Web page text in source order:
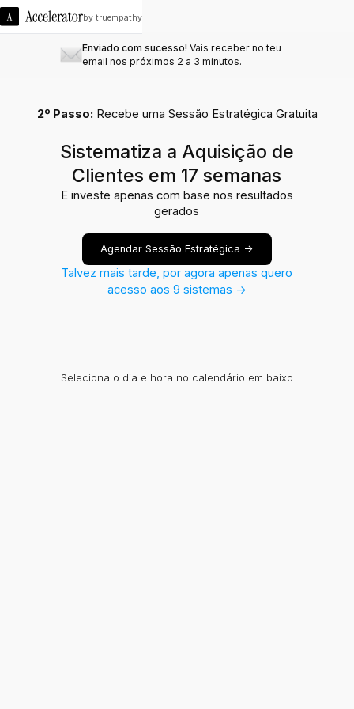
by truempathy
Enviado com sucesso!Vais receber no teu
email nos próximos 2 a 3 minutos.
2º Passo: Recebe uma Sessão Estratégica Gratuita
Sistematiza a Aquisição de
Clientes em 17 semanas
E investe apenas com base nos resultados
gerados
Agendar Sessão Estratégica ->
Talvez mais tarde, por agora apenas quero
acesso aos 9 sistemas ->
Seleciona o dia e hora no calendário em baixo